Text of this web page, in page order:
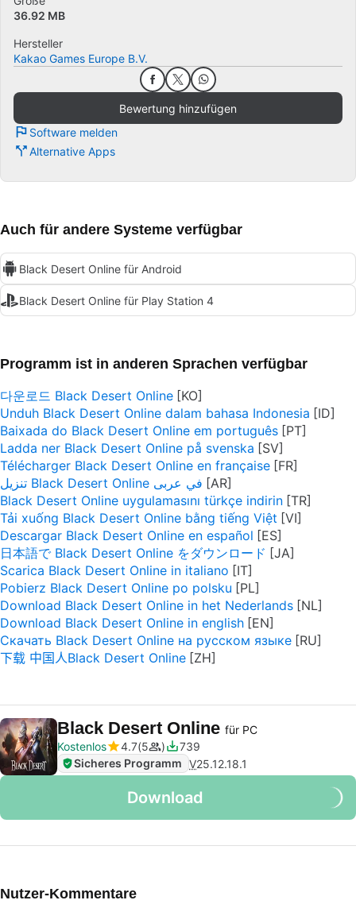
36.92 MB
Hersteller
Kakao Games Europe B.V.
Bewertung hinzufügen
Software melden
Alternative Apps
Auch für andere Systeme verfügbar
Black Desert Online für Android
Black Desert Online für Play Station 4
Programm ist in anderen Sprachen verfügbar
다운로드 Black Desert Online
Unduh Black Desert Online dalam bahasa Indonesia
Baixada do Black Desert Online em português
Ladda ner Black Desert Online på svenska
Télécharger Black Desert Online en française
تنزيل Black Desert Online في عربى
Black Desert Online uygulamasını türkçe indirin
Tải xuống Black Desert Online bằng tiếng Việt
Descargar Black Desert Online en español
日本語で Black Desert Online をダウンロード
Scarica Black Desert Online in italiano
Pobierz Black Desert Online po polsku
Download Black Desert Online in het Nederlands
Download Black Desert Online in english
Скачать Black Desert Online на русском языке
下载 中国人Black Desert Online
Black Desert Online für PC
Kostenlos
4.7 5
739
Sicheres Programm V25.12.18.1
Download
Nutzer-Kommentare